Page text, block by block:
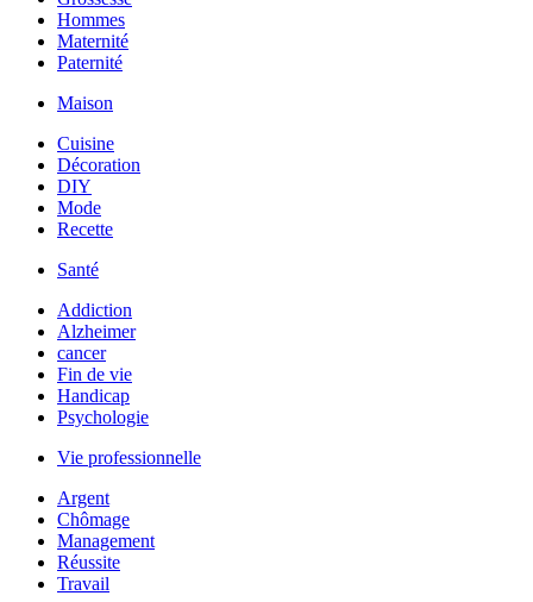
Hommes
Maternité
Paternité
Maison
Cuisine
Décoration
DIY
Mode
Recette
Santé
Addiction
Alzheimer
cancer
Fin de vie
Handicap
Psychologie
Vie professionnelle
Argent
Chômage
Management
Réussite
Travail